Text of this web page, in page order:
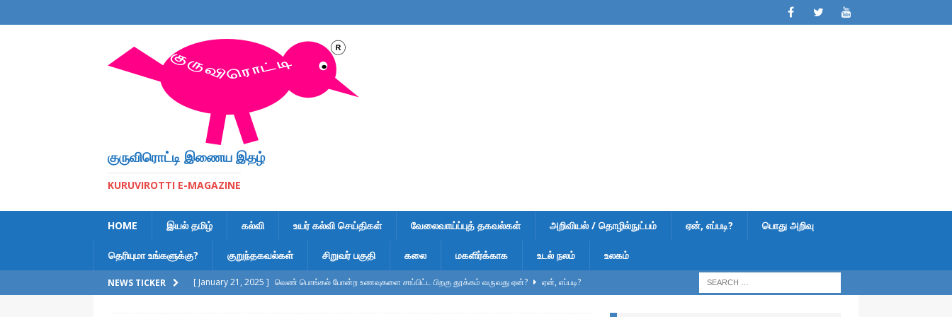
குருவிரொட்டி இணைய இதழ்
KURUVIROTTI E-MAGAZINE
HOME இயல் தமிழ் கல்வி உயர் கல்வி செய்திகள் வேலைவாய்ப்புத் தகவல்கள் அறிவியல் / தொழில்நுட்பம் ஏன், எப்படி? பொது அறிவு
தெரியுமா உங்களுக்கு? குறுந்தகவல்கள் சிறுவர் பகுதி கலை மகளிர்க்காக உடல் நலம் உலகம்
NEWS TICKER [ January 21, 2025 ] வெண் பொங்கல் போன்ற உணவுகளை சாப்பிட்ட பிறகு தூக்கம் வருவது ஏன்?
ஏன், எப்படி?